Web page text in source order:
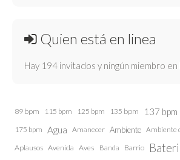
Quien está en linea
Hay 194 invitados y ningún miembro en
89 bpm 115 bpm 125 bpm 135 bpm 137 bpm
175 bpm Agua Amanecer Ambiente Ambiente
Aplausos Avenida Aves Banda Barrio